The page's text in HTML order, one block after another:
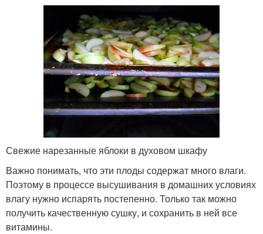
Свежие нарезанные яблоки в духовом шкафу
Важно понимать, что эти плоды содержат много влаги.
Поэтому в процессе высушивания в домашних условиях
влагу нужно испарять постепенно. Только так можно
получить качественную сушку, и сохранить в ней все
витамины.